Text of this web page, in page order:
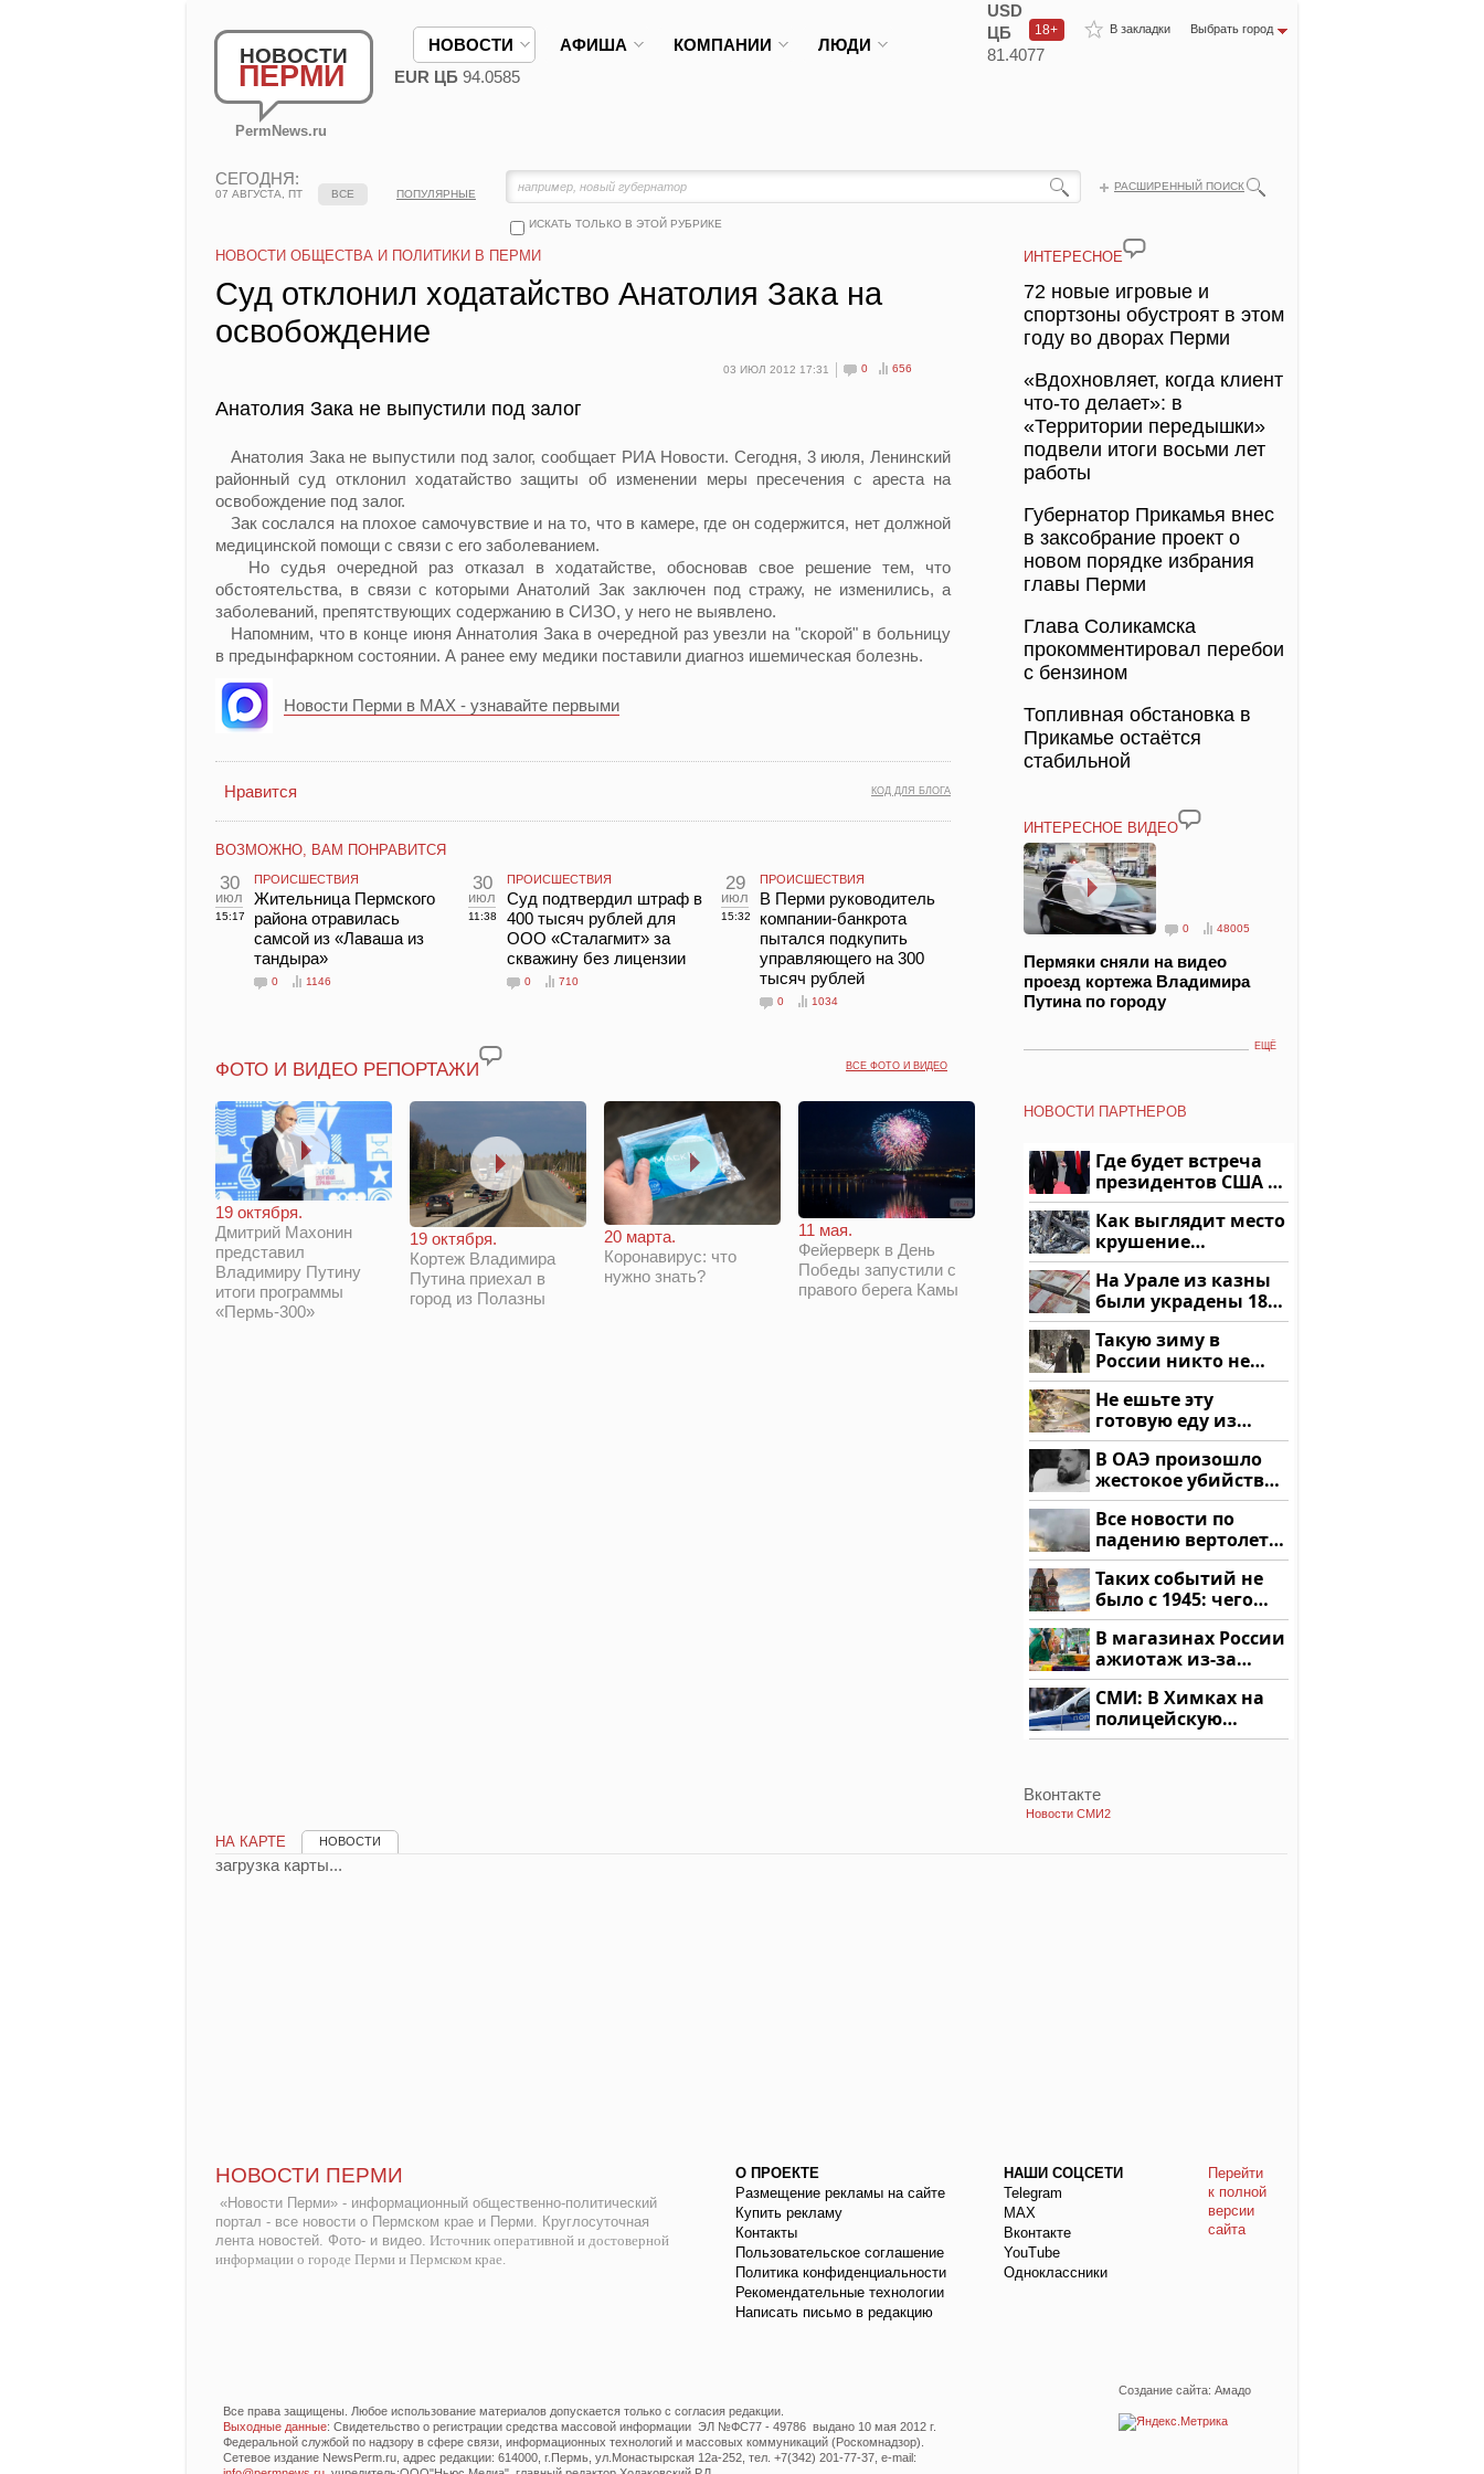
НОВОСТИ
ПЕРМИ
PermNews.ru
В закладки Выбрать город
18+
НОВОСТИ АФИША КОМПАНИИ ЛЮДИ
USD
ЦБ
81.4077
EUR ЦБ 94.0585
СЕГОДНЯ:
07 АВГУСТА, ПТ
РАСШИРЕННЫЙ ПОИСК
ИСКАТЬ ТОЛЬКО В ЭТОЙ РУБРИКЕ
ВСЕ ПОПУЛЯРНЫЕ
НОВОСТИ ОБЩЕСТВА И ПОЛИТИКИ В ПЕРМИ
Суд отклонил ходатайство Анатолия Зака на
освобождение
03 ИЮЛ 2012 17:31 0 656
Анатолия Зака не выпустили под залог
Анатолия Зака не выпустили под залог, сообщает РИА Новости. Сегодня, 3 июля, Ленинский
районный суд отклонил ходатайство защиты об изменении меры пресечения с ареста на
освобождение под залог.
Зак сослался на плохое самочувствие и на то, что в камере, где он содержится, нет должной
медицинской помощи с связи с его заболеванием.
Но судья очередной раз отказал в ходатайстве, обосновав свое решение тем, что
обстоятельства, в связи с которыми Анатолий Зак заключен под стражу, не изменились, а
заболеваний, препятствующих содержанию в СИЗО, у него не выявлено.
Напомним, что в конце июня Аннатолия Зака в очередной раз увезли на "скорой" в больницу
в предынфаркном состоянии. А ранее ему медики поставили диагноз ишемическая болезнь.
Новости Перми в MAX - узнавайте первыми
КОД ДЛЯ БЛОГА
Нравится
ВОЗМОЖНО, ВАМ ПОНРАВИТСЯ
30
июл
15:17
ПРОИСШЕСТВИЯ
Жительница Пермского
района отравилась
самсой из «Лаваша из
тандыра»
0 1146
30
июл
11:38
ПРОИСШЕСТВИЯ
Суд подтвердил штраф в
400 тысяч рублей для
ООО «Сталагмит» за
скважину без лицензии
0 710
29
июл
15:32
ПРОИСШЕСТВИЯ
В Перми руководитель
компании-банкрота
пытался подкупить
управляющего на 300
тысяч рублей
0 1034
ВСЕ ФОТО И ВИДЕО
ФОТО И ВИДЕО РЕПОРТАЖИ
19 октября.
Дмитрий Махонин
представил
Владимиру Путину
итоги программы
«Пермь-300»
19 октября.
Кортеж Владимира
Путина приехал в
город из Полазны
20 марта.
Коронавирус: что
нужно знать?
11 мая.
Фейерверк в День
Победы запустили с
правого берега Камы
ИНТЕРЕСНОЕ
72 новые игровые и
спортзоны обустроят в этом
году во дворах Перми
«Вдохновляет, когда клиент
что-то делает»: в
«Территории передышки»
подвели итоги восьми лет
работы
Губернатор Прикамья внес
в заксобрание проект о
новом порядке избрания
главы Перми
Глава Соликамска
прокомментировал перебои
с бензином
Топливная обстановка в
Прикамье остаётся
стабильной
ИНТЕРЕСНОЕ ВИДЕО
0 48005
Пермяки сняли на видео
проезд кортежа Владимира
Путина по городу
ЕЩЁ
НОВОСТИ ПАРТНЕРОВ
Где будет встреча
президентов США и
России: Европа?
Как выглядит место
крушение
вертолета на
Кавказе: смотреть
На Урале из казны
были украдены 18
миллионов рублей
Такую зиму в
России никто не
ждал: как так?!
Не ешьте эту
готовую еду из
магазина: список
В ОАЭ произошло
жестокое убийство
криптомиллионера
Все новости по
падению вертолета
на Кавказе: читать
здесь
Таких событий не
было с 1945: чего
ждать всем нам?
В магазинах России
ажиотаж из-за
этого продукта: что
купить?
СМИ: В Химках на
полицейскую
машину напали и
Вконтакте
Новости СМИ2
НА КАРТЕ НОВОСТИ
загрузка карты...
НОВОСТИ ПЕРМИ
«Новости Перми» - информационный общественно-политический
портал - все новости о Пермском крае и Перми. Круглосуточная
лента новостей. Фото- и видео. Источник оперативной и достоверной
информации о городе Перми и Пермском крае.
О ПРОЕКТЕ
Размещение рекламы на сайте
Купить рекламу
Контакты
Пользовательское соглашение
Политика конфиденциальности
Рекомендательные технологии
Написать письмо в редакцию
НАШИ СОЦСЕТИ
Telegram
МАХ
Вконтакте
YouTube
Одноклассники
Перейти
к полной
версии
сайта
Создание сайта: Амадо
Все права защищены. Любое использование материалов допускается только с согласия редакции.
Выходные данные: Свидетельство о регистрации средства массовой информации ЭЛ №ФС77 - 49786 выдано 10 мая 2012 г.
Федеральной службой по надзору в сфере связи, информационных технологий и массовых коммуникаций (Роскомнадзор).
Сетевое издание NewsPerm.ru, адрес редакции: 614000, г.Пермь, ул.Монастырская 12а-252, тел. +7(342) 201-77-37, e-mail: